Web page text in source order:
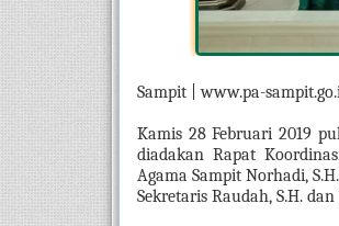
Sampit | www.pa-
Kamis 28 Februari 2019
diadakan Rapat
Agama Sampit Norhadi,
Sekretaris Raudah, S.H.